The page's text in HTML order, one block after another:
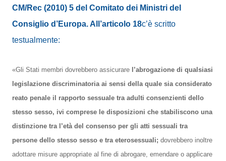
CM/Rec (2010) 5 del Comitato dei Ministri del
Consiglio d’Europa. All’articolo 18c’è scritto
testualmente:
«Gli Stati membri dovrebbero assicurare l’abrogazione di qualsiasi
legislazione discriminatoria ai sensi della quale sia considerato
reato penale il rapporto sessuale tra adulti consenzienti dello
stesso sesso, ivi comprese le disposizioni che stabiliscono una
distinzione tra l’età del consenso per gli atti sessuali tra
persone dello stesso sesso e tra eterosessuali; dovrebbero inoltre
adottare misure appropriate al fine di abrogare, emendare o applicare